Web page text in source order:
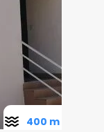
400 m